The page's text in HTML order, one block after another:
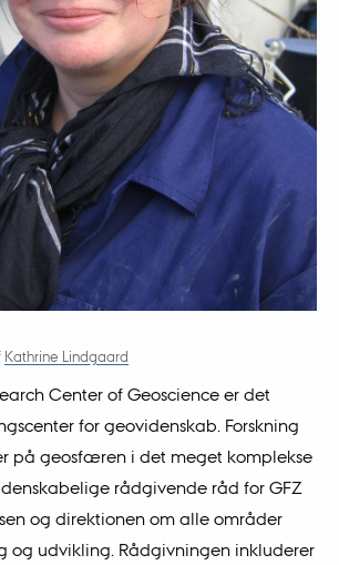
Kathrine Lindgaard
Center of Geoscience er det
for geovidenskab. Forskning
på geosfæren i det meget komplekse
rådgivende råd for GFZ
og direktionen om alle områder
og udvikling. Rådgivningen inkluderer